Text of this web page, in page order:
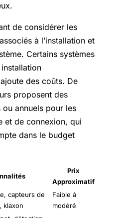
de considérer les
à l’installation et
Certains systèmes
des coûts. De
proposent des
ou annuels pour les
et de connexion, qui
dans le budget
Prix
Approximatif
capteurs de
klaxon
Faible à
modéré